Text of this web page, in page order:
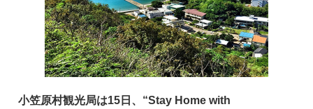
小笠原村観光局は15日、“Stay Home with